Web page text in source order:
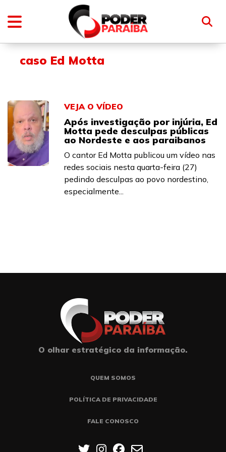
caso Ed Motta
VEJA O VÍDEO
Após investigação por injúria, Ed
Motta pede desculpas públicas
ao Nordeste e aos paraibanos
O cantor Ed Motta publicou um vídeo nas
redes sociais nesta quarta-feira (27)
pedindo desculpas ao povo nordestino,
especialmente...
O olhar estratégico da informação.
QUEM SOMOS
POLÍTICA DE PRIVACIDADE
FALE CONOSCO